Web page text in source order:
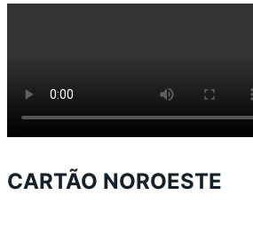
CARTÃO NOROESTE